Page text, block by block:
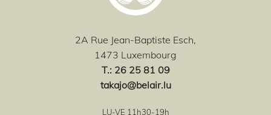
2A Rue Jean-Baptiste Esch,
1473 Luxembourg
T.: 26 25 81 09
takajo@belair.lu
LU-VE 11h30-19h